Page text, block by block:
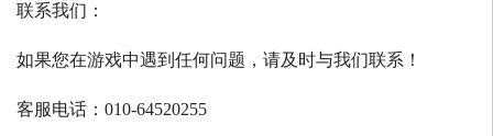
联系我们：
如果您在游戏中遇到任何问题，请及时与我们联系！
客服电话： 010-64520255